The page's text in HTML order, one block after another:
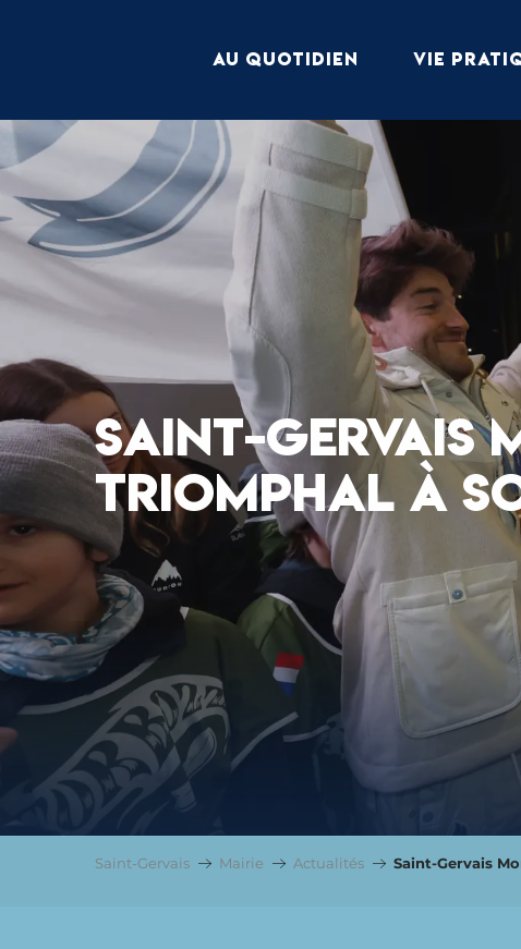
AU QUOTIDIEN VIE
SAINT-GERVAIS
TRIOMPHAL À
Saint-Gervais Mairie Actualités Saint-Gervais